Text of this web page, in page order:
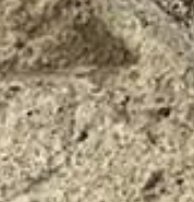
Mariët Bloemendal
Oprichter van Volg
duizendpoot, Italië-